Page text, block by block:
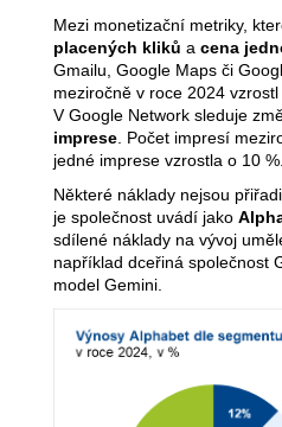
Mezi monetizační metriky,
placených kliků a cena
Gmailu, Google Maps či
meziročně v roce 2024
V Google Network sleduje
imprese . Počet impresí
jedné imprese vzrostla o 10
Některé náklady nejsou
je společnost uvádí jako
sdílené náklady na vývoj
například dceřiná společnost
model Gemini.